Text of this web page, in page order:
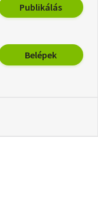
Publikálás
Belépek